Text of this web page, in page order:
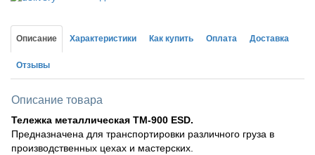
Описание Характеристики Как купить Оплата Доставка
Отзывы
Описание товара
Тележка металлическая ТМ-900 ESD.
Предназначена для транспортировки различного груза в
производственных цехах и мастерских.